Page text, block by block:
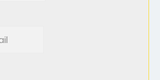
l'utilisation des cookies.